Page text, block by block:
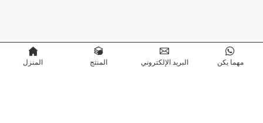
المنزل المنتج البريد الإلكتروني مهما يكن